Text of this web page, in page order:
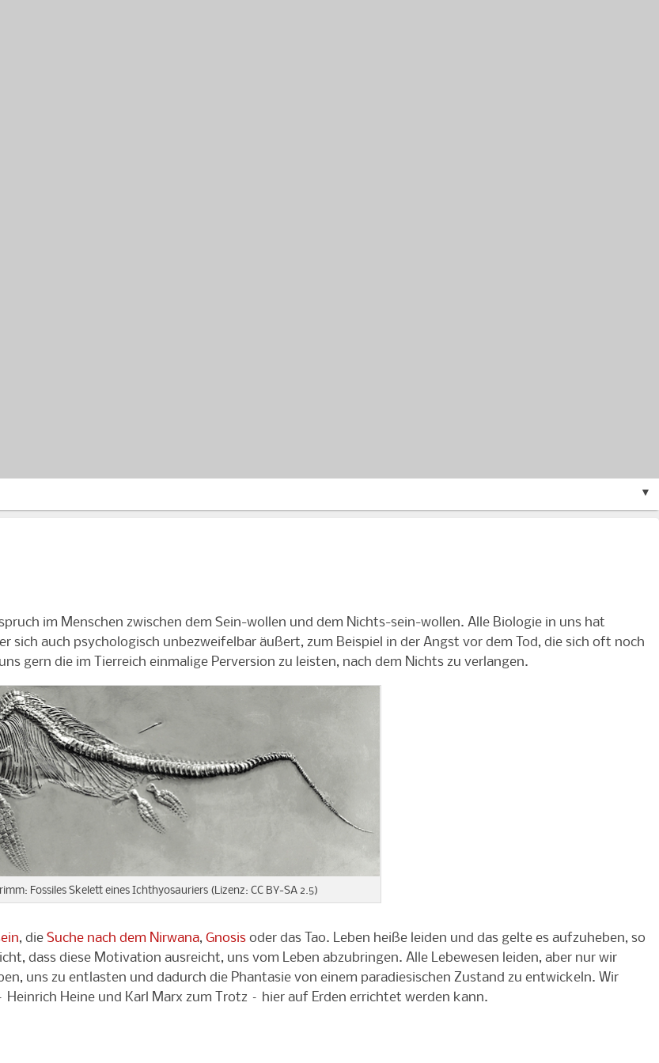
▼
im Menschen zwischen dem Sein-wollen und dem Nichts-sein-wollen. Alle Biologie in uns hat
auch psychologisch unbezweifelbar äußert, zum Beispiel in der Angst vor dem Tod, die sich oft noch
gern die im Tierreich einmalige Perversion zu leisten, nach dem Nichts zu verlangen.
Fossiles Skelett eines Ichthyosauriers (Lizenz: CC BY-SA 2.5)
, die Suche nach dem Nirwana, Gnosis oder das Tao. Leben heiße leiden und das gelte es aufzuheben, so
dass diese Motivation ausreicht, uns vom Leben abzubringen. Alle Lebewesen leiden, aber nur wir
uns zu entlasten und dadurch die Phantasie von einem paradiesischen Zustand zu entwickeln. Wir
Heine und Karl Marx zum Trotz – hier auf Erden errichtet werden kann.